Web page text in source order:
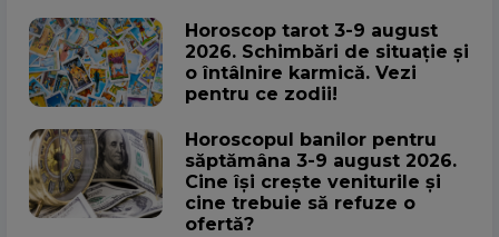
Horoscop tarot 3-9 august
2026. Schimbări de situație și
o întâlnire karmică. Vezi
pentru ce zodii!
Horoscopul banilor pentru
săptămâna 3-9 august 2026.
Cine își crește veniturile și
cine trebuie să refuze o
ofertă?